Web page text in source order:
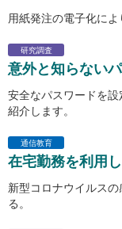
用紙発注の電子化に
研究調査
意外と知らない
安全なパスワードを
紹介します。
通信教育
在宅勤務を利用
新型コロナウイルス
る。